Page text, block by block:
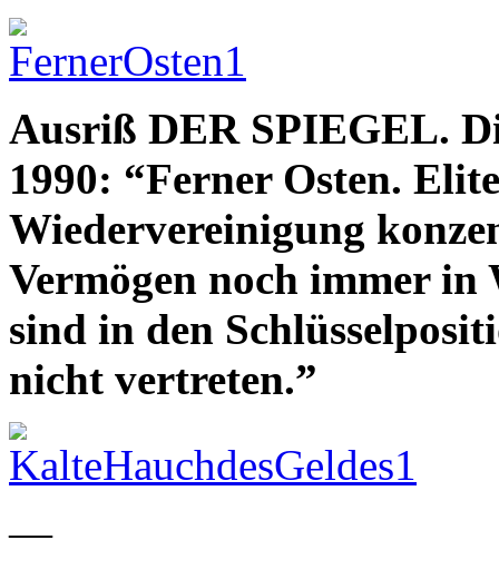
Ausriß DER SPIEGEL.
1990: “Ferner Osten.
Wiedervereinigung
Vermögen noch immer in
sind in den
nicht vertreten.”
—